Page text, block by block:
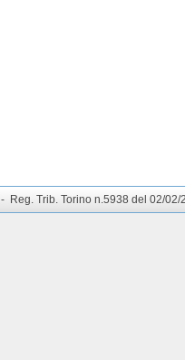
Trib. Torino n.5938 del 02/02/